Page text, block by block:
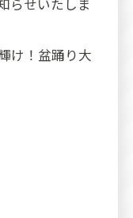
け！盆踊り大